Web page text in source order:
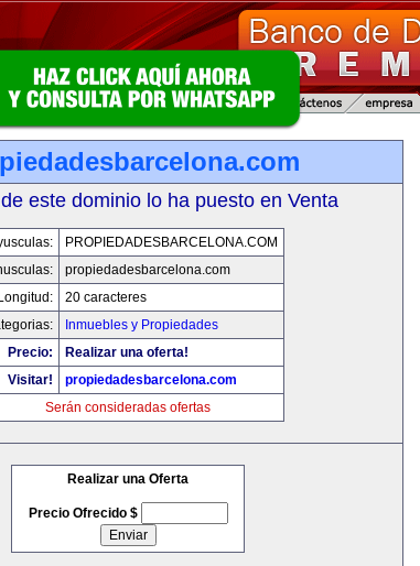
este dominio lo ha puesto en Venta
PROPIEDADESBARCELONA.COM
propiedadesbarcelona.com
Longitud:
20 caracteres
Inmuebles y Propiedades
Precio:
Realizar una oferta!
Visitar!
propiedadesbarcelona.com
Serán consideradas ofertas
Realizar una Oferta
Precio Ofrecido $